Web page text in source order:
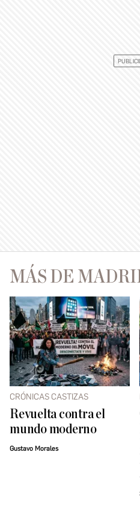
MÁS DE
CRÓNICAS CASTIZAS
Revuelta contra el
mundo moderno
Gustavo Morales